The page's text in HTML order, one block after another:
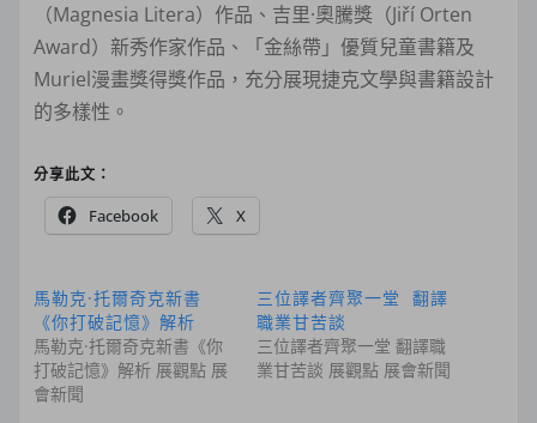
（Magnesia Litera）作品、吉里·奧騰獎（Jiří Orten
Award）新秀作家作品、「金絲帶」優質兒童書籍及
Muriel漫畫獎得獎作品，充分展現捷克文學與書籍設計
的多樣性。
分享此文：
Facebook X
馬勒克·托爾奇克新書
《你打破記憶》解析
馬勒克·托爾奇克新書《你
打破記憶》解析 展觀點 展
會新聞
三位譯者齊聚一堂 翻譯
職業甘苦談
三位譯者齊聚一堂 翻譯職
業甘苦談 展觀點 展會新聞